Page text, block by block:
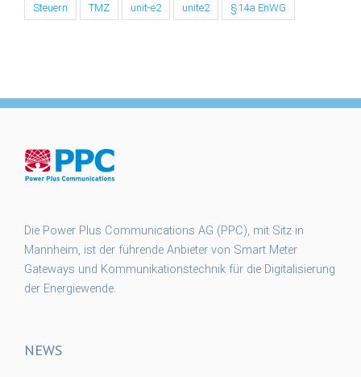
Steuern TMZ unit-e2 unite2 §14a EnWG
Die Power Plus Communications AG (PPC), mit Sitz in
Mannheim, ist der führende Anbieter von Smart Meter
Gateways und Kommunikationstechnik für die Digitalisierung
der Energiewende.
NEWS